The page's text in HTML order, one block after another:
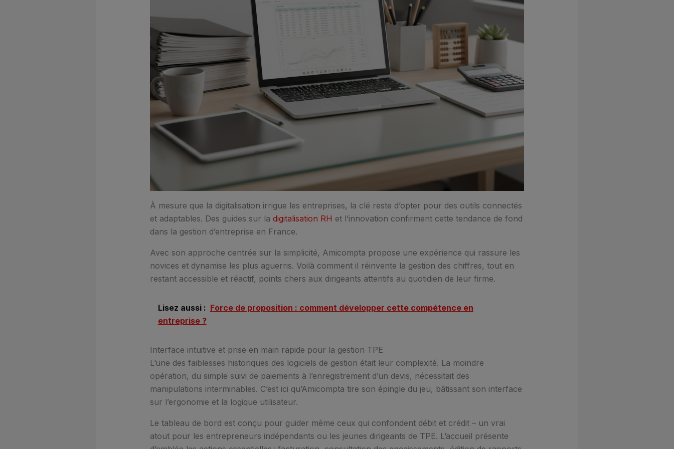
À mesure que la digitalisation irrigue les entreprises, la clé reste d’opter pour des outils connectés
et adaptables. Des guides sur la digitalisation RH et l’innovation confirment cette tendance de fond
dans la gestion d’entreprise en France.
Avec son approche centrée sur la simplicité, Amicompta propose une expérience qui rassure les
novices et dynamise les plus aguerris. Voilà comment il réinvente la gestion des chiffres, tout en
restant accessible et réactif, points chers aux dirigeants attentifs au quotidien de leur firme.
Lisez aussi : Force de proposition : comment développer cette compétence en
entreprise ?
Interface intuitive et prise en main rapide pour la gestion TPE
L’une des faiblesses historiques des logiciels de gestion était leur complexité. La moindre
opération, du simple suivi de paiements à l’enregistrement d’un devis, nécessitait des
manipulations interminables. C’est ici qu’Amicompta tire son épingle du jeu, bâtissant son interface
sur l’ergonomie et la logique utilisateur.
Le tableau de bord est conçu pour guider même ceux qui confondent débit et crédit – un vrai
atout pour les entrepreneurs indépendants ou les jeunes dirigeants de TPE. L’accueil présente